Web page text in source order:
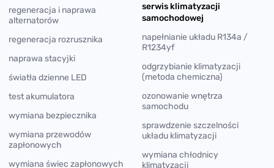
regeneracja i naprawa
alternatorów
regeneracja rozrusznika
naprawa stacyjki
światła dzienne LED
test akumulatora
wymiana bezpiecznika
wymiana przewodów
zapłonowych
wymiana świec zapłonowych
serwis klimatyzacji
samochodowej
napełnianie układu R134a /
R1234yf
odgrzybianie klimatyzacji
(metoda chemiczna)
ozonowanie wnętrza
samochodu
sprawdzenie szczelności
układu klimatyzacji
wymiana chłodnicy
klimatyzacji